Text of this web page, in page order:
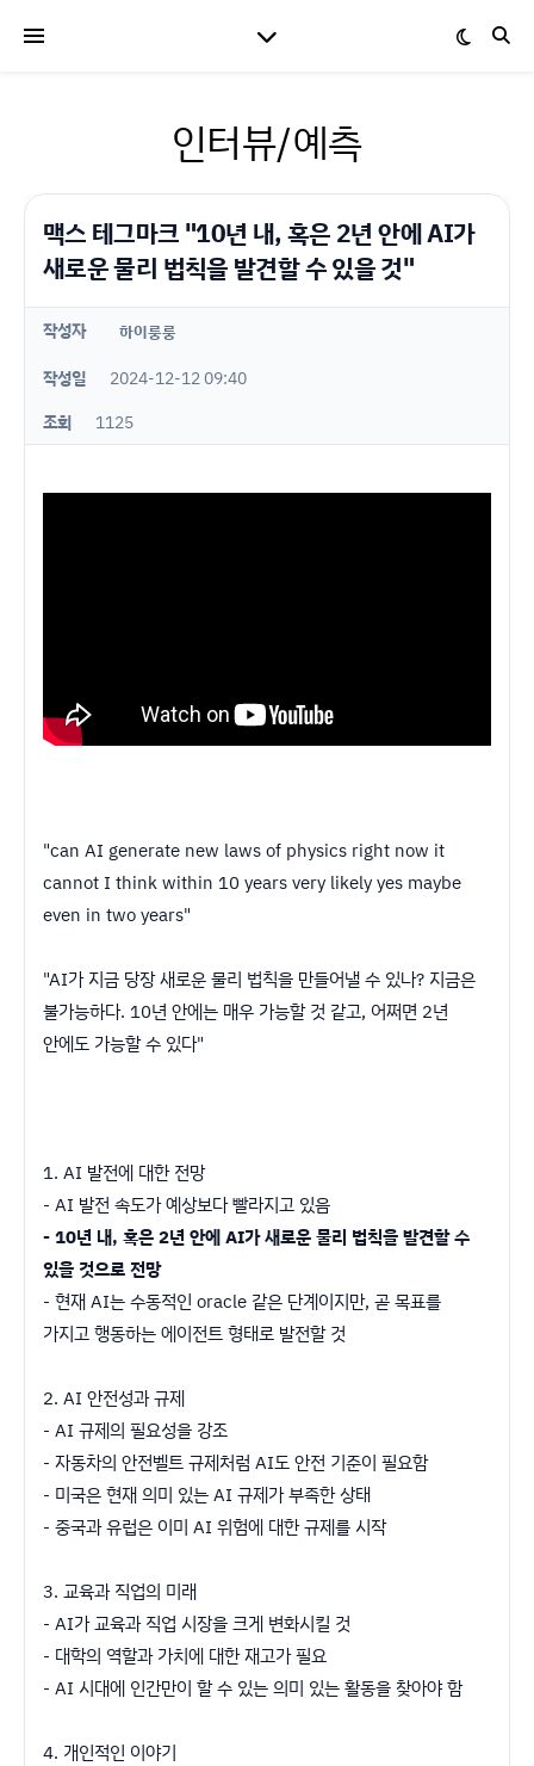
인터뷰/예측
맥스 테그마크 "10년 내, 혹은 2년 안에 AI가
새로운 물리 법칙을 발견할 수 있을 것"
작성자 하이룽룽
작성일
2024-12-12 09:40
조회
1125
"can AI generate new laws of physics right now it
cannot I think within 10 years very likely yes maybe
even in two years"
"AI가 지금 당장 새로운 물리 법칙을 만들어낼 수 있나? 지금은
불가능하다. 10년 안에는 매우 가능할 것 같고, 어쩌면 2년
안에도 가능할 수 있다"
1. AI 발전에 대한 전망
- AI 발전 속도가 예상보다 빨라지고 있음
- 10년 내, 혹은 2년 안에 AI가 새로운 물리 법칙을 발견할 수
있을 것으로 전망
- 현재 AI는 수동적인 oracle 같은 단계이지만, 곧 목표를
가지고 행동하는 에이전트 형태로 발전할 것
2. AI 안전성과 규제
- AI 규제의 필요성을 강조
- 자동차의 안전벨트 규제처럼 AI도 안전 기준이 필요함
- 미국은 현재 의미 있는 AI 규제가 부족한 상태
- 중국과 유럽은 이미 AI 위험에 대한 규제를 시작
3. 교육과 직업의 미래
- AI가 교육과 직업 시장을 크게 변화시킬 것
- 대학의 역할과 가치에 대한 재고가 필요
- AI 시대에 인간만이 할 수 있는 의미 있는 활동을 찾아야 함
4. 개인적인 이야기